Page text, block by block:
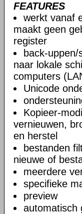
FEATURES
werkt vanaf
maakt geen
register
back-
naar lokale
computers
Unicode
Kopieer-
vernieuwen,
en herstel
bestanden
nieuwe of
meerdere
specifieke
preview
automatisch